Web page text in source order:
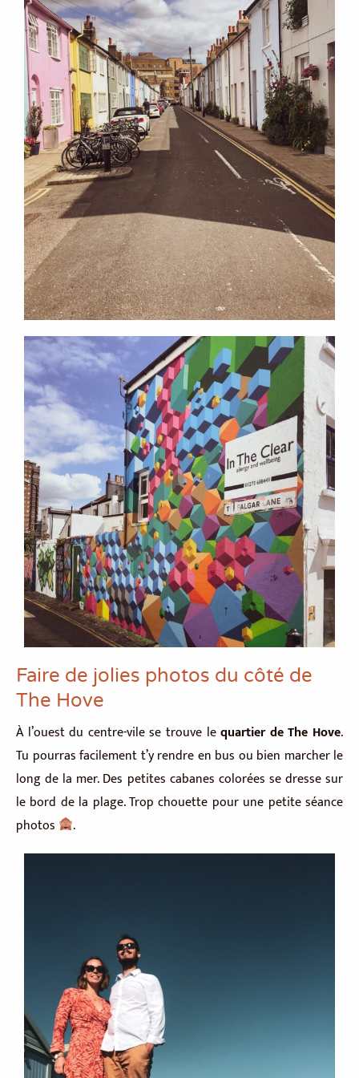
Faire de jolies photos du côté de
The Hove
À l’ouest du centre-vile se trouve lequartier de The Hove.
Tu pourras facilement t’y rendre en bus ou bien marcher le
long de la mer. Des petites cabanes colorées se dresse sur
le bord de la plage. Trop chouette pour une petite séance
photos
.